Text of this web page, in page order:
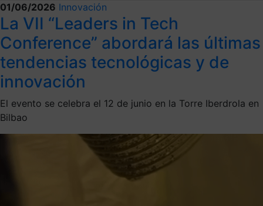
01/06/2026 Innovación
La VII “Leaders in Tech
Conference” abordará las últimas
tendencias tecnológicas y de
innovación
El evento se celebra el 12 de junio en la Torre Iberdrola en
Bilbao